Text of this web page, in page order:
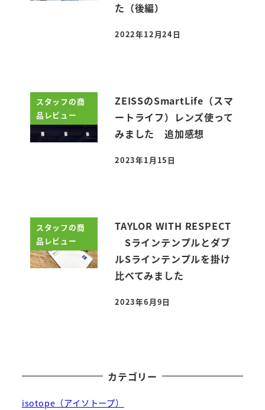
た（後編）
投稿日
2022年12月24日
スタッフの商
品レビュー
ZEISSのSmartLife（スマ
ートライフ）レンズ使って
みました 追加感想
投稿日
2023年1月15日
スタッフの商
品レビュー
TAYLOR WITH RESPECT
Sラインテンプルとダブ
ルSラインテンプルを掛け
比べてみました
投稿日
2023年6月9日
カテゴリー
isotope（アイソトープ）